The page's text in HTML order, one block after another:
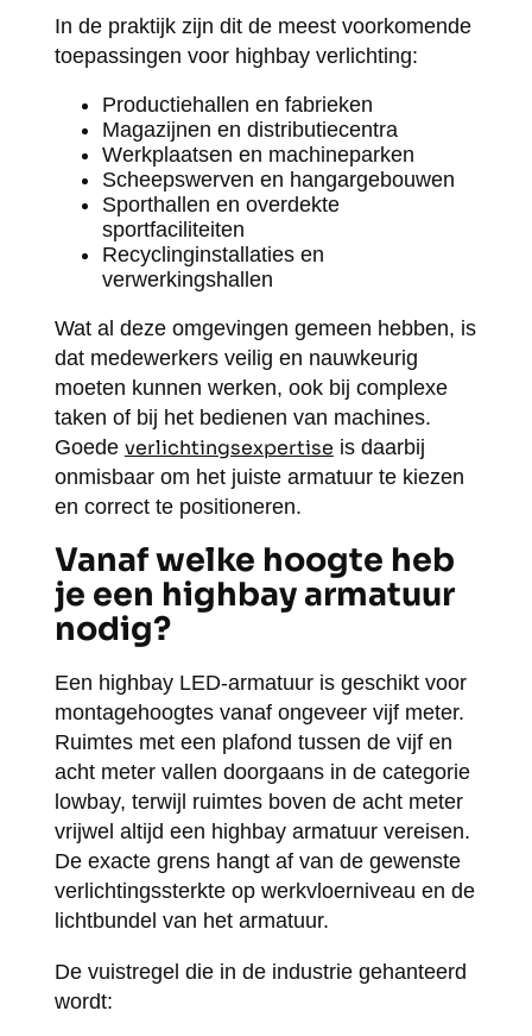
In de praktijk zijn dit de meest voorkomende
toepassingen voor highbay verlichting:
Productiehallen en fabrieken
Magazijnen en distributiecentra
Werkplaatsen en machineparken
Scheepswerven en hangargebouwen
Sporthallen en overdekte
sportfaciliteiten
Recyclinginstallaties en
verwerkingshallen
Wat al deze omgevingen gemeen hebben, is
dat medewerkers veilig en nauwkeurig
moeten kunnen werken, ook bij complexe
taken of bij het bedienen van machines.
Goede verlichtingsexpertise is daarbij
onmisbaar om het juiste armatuur te kiezen
en correct te positioneren.
Vanaf welke hoogte heb
je een highbay armatuur
nodig?
Een highbay LED-armatuur is geschikt voor
montagehoogtes vanaf ongeveer vijf meter.
Ruimtes met een plafond tussen de vijf en
acht meter vallen doorgaans in de categorie
lowbay, terwijl ruimtes boven de acht meter
vrijwel altijd een highbay armatuur vereisen.
De exacte grens hangt af van de gewenste
verlichtingssterkte op werkvloerniveau en de
lichtbundel van het armatuur.
De vuistregel die in de industrie gehanteerd
wordt: